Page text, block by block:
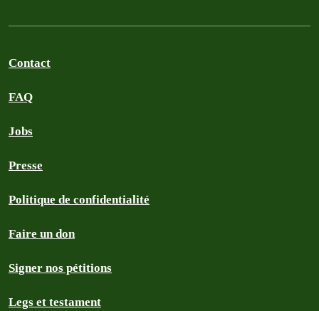
Contact
FAQ
Jobs
Presse
Politique de confidentialité
Faire un don
Signer nos pétitions
Legs et testament